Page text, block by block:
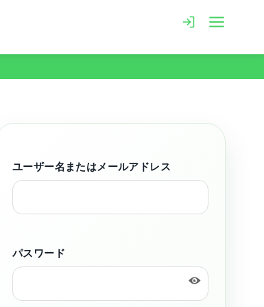
ユーザー名またはメールアドレス
パスワード